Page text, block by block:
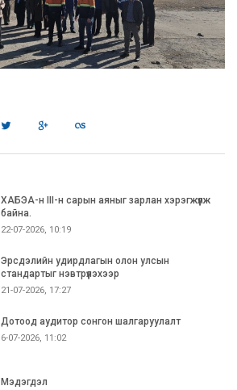
ХАБЭА-н III-н сарын аяныг зарлан хэрэгжүүлж
байна.
22-07-2026, 10:19
Эрсдэлийн удирдлагын олон улсын
стандартыг нэвтрүүлэхээр
21-07-2026, 17:27
Дотоод аудитор сонгон шалгаруулалт
6-07-2026, 11:02
Мэдэгдэл